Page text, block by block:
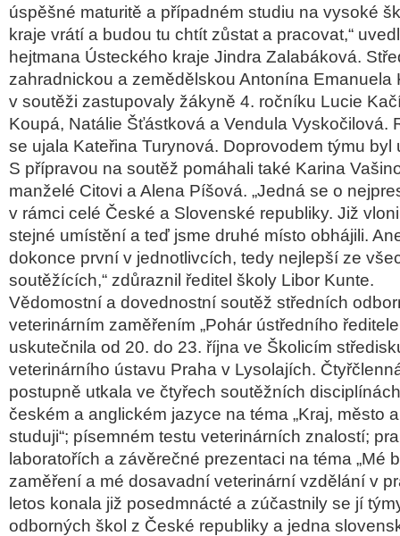
úspěšné maturitě a případném studiu na vysoké
kraje vrátí a budou tu chtít zůstat a pracovat,“
hejtmana Ústeckého kraje Jindra Zalabáková.
zahradnickou a zemědělskou Antonína Emanuela
v soutěži zastupovaly žákyně 4. ročníku Lucie
Koupá, Natálie Šťástková a Vendula Vyskočilová.
se ujala Kateřina Turynová. Doprovodem týmu byl
S přípravou na soutěž pomáhali také Karina
manželé Citovi a Alena Píšová. „Jedná se o
v rámci celé České a Slovenské republiky. Již
stejné umístění a teď jsme druhé místo obhájili.
dokonce první v jednotlivcích, tedy nejlepší ze
soutěžících,“ zdůraznil ředitel školy Libor Kunte.
Vědomostní a dovednostní soutěž středních
veterinárním zaměřením „Pohár ústředního
uskutečnila od 20. do 23. října ve Školicím
veterinárního ústavu Praha v Lysolajích.
postupně utkala ve čtyřech soutěžních
českém a anglickém jazyce na téma „Kraj, město
studuji“; písemném testu veterinárních znalostí;
laboratořích a závěrečné prezentaci na téma „Mé
zaměření a mé dosavadní veterinární vzdělání v
letos konala již posedmnácté a zúčastnily se jí
odborných škol z České republiky a jedna